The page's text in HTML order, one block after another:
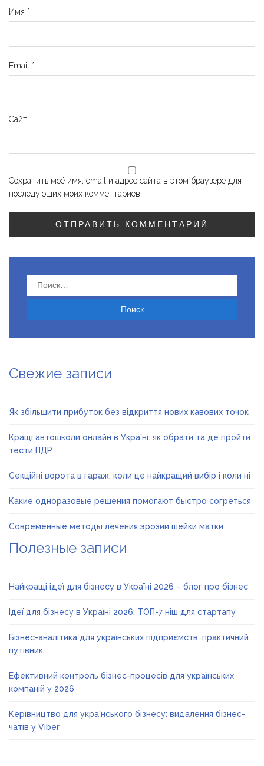
Имя *
Email *
Сайт
Сохранить моё имя, email и адрес сайта в этом браузере для
последующих моих комментариев.
Найти:
Свежие записи
Як збільшити прибуток без відкриття нових кавових точок
Кращі автошколи онлайн в Україні: як обрати та де пройти
тести ПДР
Секційні ворота в гараж: коли це найкращий вибір і коли ні
Какие одноразовые решения помогают быстро согреться
Современные методы лечения эрозии шейки матки
Полезные записи
Найкращі ідеї для бізнесу в Україні 2026 – блог про бізнес
Ідеї для бізнесу в Україні 2026: ТОП-7 ніш для стартапу
Бізнес-аналітика для українських підприємств: практичний
путівник
Ефективний контроль бізнес-процесів для українських
компаній у 2026
Керівництво для українського бізнесу: видалення бізнес-
чатів у Viber